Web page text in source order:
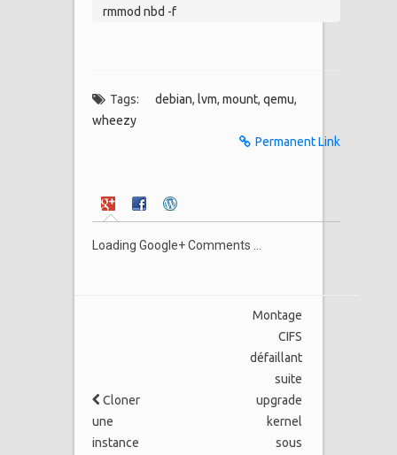
    rmmod nbd -f
Tags: debian, lvm, mount, qemu,
wheezy
Permanent Link
Loading Google+ Comments ...
Cloner
une
instance
Montage
CIFS
défaillant
suite
upgrade
kernel
sous